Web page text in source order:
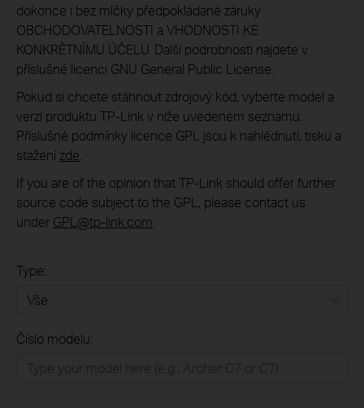
dokonce i bez mlčky předpokládané záruky
OBCHODOVATELNOSTI a VHODNOSTI KE
KONKRÉTNÍMU ÚČELU. Další podrobnosti najdete v
příslušné licenci GNU General Public License.
Pokud si chcete stáhnout zdrojový kód, vyberte model a
verzi produktu TP-Link v níže uvedeném seznamu.
Příslušné podmínky licence GPL jsou k nahlédnutí, tisku a
staženízde
If you are of the opinion that TP-Link should offer further
source code subject to the GPL, please contact us
under GPL@tp-link.com
Type:
Číslo modelu: